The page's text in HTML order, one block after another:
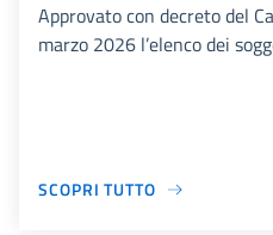
Approvato con decreto del
marzo 2026 l’elenco dei
SCOPRI TUTTO